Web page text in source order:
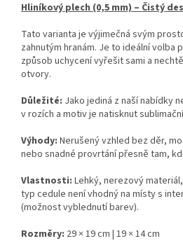
Hliníkový plech (0,5 mm) – Čistý
Tato varianta je výjimečná svým
zahnutým hranám. Je to ideální volba
způsob uchycení vyřešit sami a
otvory.
Důležité: Jako jediná z naší nabídky
v rozích a motiv je natisknut
Výhody: Nerušený vzhled bez děr,
nebo snadné provrtání přesně tam,
Vlastnosti: Lehký, nerezový
typ cedule není vhodný na místy s
(možnost vyblednutí barev).
Rozměry: 29 × 19 cm | 19 × 14 cm